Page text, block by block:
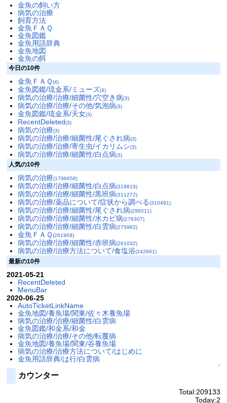
金魚の飼い方
病気の治療
飼育方法
金魚ＦＡＱ
金魚図鑑
金魚用語辞典
金魚地図
金魚の餌
今日の10件
金魚ＦＡＱ(4)
金魚図鑑/琉金系/ミューズ(4)
病気の治療/治療/細菌性/穴空き病(3)
病気の治療/治療/その他/気泡病(3)
金魚図鑑/琉金系/天女(3)
RecentDeleted(3)
病気の治療(3)
病気の治療/治療/細菌性/尾ぐされ病(3)
病気の治療/治療/寄生虫/イカリムシ(3)
病気の治療/治療/細菌性/白点病(3)
人気の10件
病気の治療(1796658)
病気の治療/治療/細菌性/白点病(319819)
病気の治療/治療/細菌性/黒班病(311272)
病気の治療/薬品について/症状から調べる(310491)
病気の治療/治療/細菌性/尾ぐされ病(296511)
病気の治療/治療/細菌性/水カビ病(276307)
病気の治療/治療/細菌性/白雲病(275962)
金魚ＦＡＱ(261909)
病気の治療/治療/細菌性/赤班病(261032)
病気の治療/治療方法について/食塩浴(242661)
最新の10件
2021-05-21
RecentDeleted
MenuBar
2020-06-25
AutoTicketLinkName
金魚地図/養魚場/関東/佐々木養魚場
病気の治療/治療/細菌性/白雲病
金魚図鑑/和金系/和金
病気の治療/治療/その他/転覆病
金魚地図/養魚場/関東/谷養魚場
病気の治療/治療方法について/はじめに
金魚用語辞典/は行/白雲病
↑
カウンター
Total:209133
Today:2